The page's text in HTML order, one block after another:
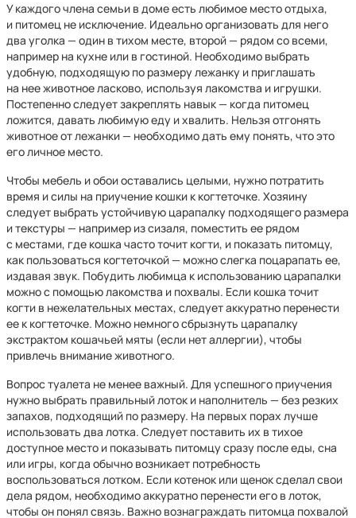
У каждого члена семьи в доме есть любимое место отдыха,
и питомец не исключение. Идеально организовать для него
два уголка — один в тихом месте, второй — рядом со всеми,
например на кухне или в гостиной. Необходимо выбрать
удобную, подходящую по размеру лежанку и приглашать
на нее животное ласково, используя лакомства и игрушки.
Постепенно следует закреплять навык — когда питомец
ложится, давать любимую еду и хвалить. Нельзя отгонять
животное от лежанки — необходимо дать ему понять, что это
его личное место.
Чтобы мебель и обои оставались целыми, нужно потратить
время и силы на приучение кошки к когтеточке. Хозяину
следует выбрать устойчивую царапалку подходящего размера
и текстуры — например из сизаля, поместить ее рядом
с местами, где кошка часто точит когти, и показать питомцу,
как пользоваться когтеточкой — можно слегка поцарапать ее,
издавая звук. Побудить любимца к использованию царапалки
можно с помощью лакомства и похвалы. Если кошка точит
когти в нежелательных местах, следует аккуратно перенести
ее к когтеточке. Можно немного сбрызнуть царапалку
экстрактом кошачьей мяты (если нет аллергии), чтобы
привлечь внимание животного.
Вопрос туалета не менее важный. Для успешного приучения
нужно выбрать правильный лоток и наполнитель — без резких
запахов, подходящий по размеру. На первых порах лучше
использовать два лотка. Следует поставить их в тихое
доступное место и показывать питомцу сразу после еды, сна
или игры, когда обычно возникает потребность
воспользоваться лотком. Если котенок или щенок сделал свои
дела рядом, необходимо аккуратно перенести его в лоток,
чтобы он понял связь. Важно вознаграждать питомца похвалой